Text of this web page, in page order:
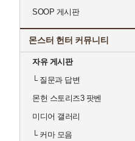
SOOP 게시판
몬스터 헌터 커뮤니티
자유 게시판
└질문과 답변
몬헌 스토리즈3 팟벤
미디어 갤러리
└커마 모음